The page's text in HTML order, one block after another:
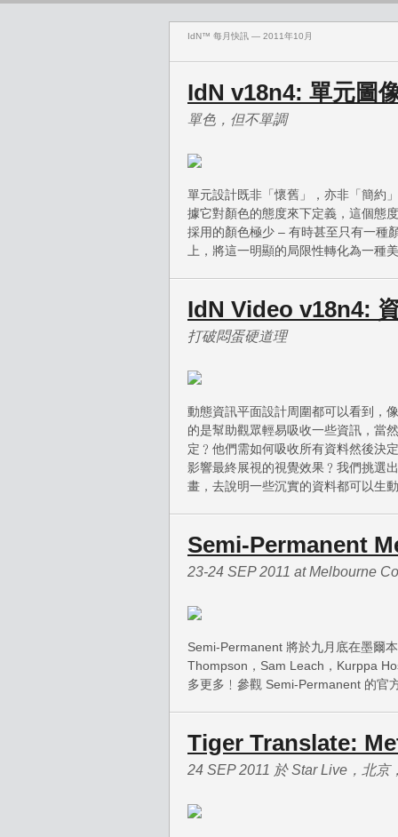
IdN™ 每月快訊 — 2011年10月
IdN v18n4: 單元圖
單色，但不單調
單元設計既非「懷舊」，亦非「簡約
據它對顏色的態度來下定義，這個態
採用的顏色極少 – 有時甚至只有一種
上，將這一明顯的局限性轉化為一種
IdN Video v18n4:
打破悶蛋硬道理
動態資訊平面設計周圍都可以看到，
的是幫助觀眾輕易吸收一些資訊，當
定﹖他們需如何吸收所有資料然後決
影響最終展視的視覺效果﹖我們挑選
畫，去說明一些沉實的資料都可以生
Semi-Permanent
23-24 SEP 2011 at Melbourne
Semi-Permanent 將於九月底在墨爾
Thompson，Sam Leach，Kurppa
多更多﹗參觀 Semi-Permanent 的官
Tiger Translate:
24 SEP 2011 於 Star Live，北京